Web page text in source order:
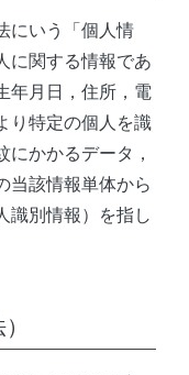
にいう「個人情
に関する情報であ
年月日，住所，電
り特定の個人を識
かかるデータ，
当該情報単体から
識別情報）を指し